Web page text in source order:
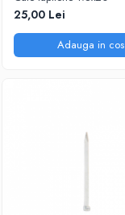
Adezivi placări
Panouri bordurate
Vopsele spray
Scule zidar
Driști și gletiere
25,00 Lei
Adauga in cos